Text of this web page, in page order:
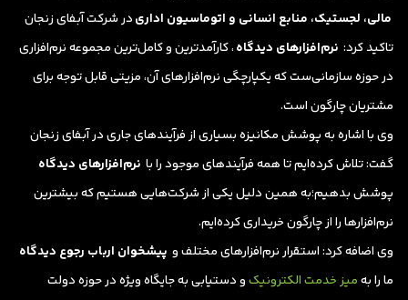
مالی، لجستیک، منابع انسانی و اتوماسیون اداریدر شرکت آبفای زنجان
تاکید کرد: نرم‌افزارهای دیدگاه، کارآمد‌ترین و کامل‌ترین مجموعه نرم‌افزاری
در حوزه سازمانی‌ست که یکپارچگی نرم‌‌افزارهای آن، مزیتی قابل توجه برای
مشتریان چارگون است.
وی با اشاره به پوشش مکانیزه بسیاری از فرآیندهای جاری در آبفای زنجان
گفت: تلاش کرد‌ه‌ایم تا همه فرآیندهای موجود را با نرم‌افزارهای دیدگاه
پوشش بدهیم؛به همین دلیل یکی از شرکت‌هایی هستیم که بیشترین
نرم‌افزارها را از چارگون خریداری کرده‌ایم.
وی اضافه کرد: استقرار نرم‌افزارهای مختلف و پیشخوان ارباب رجوع دیدگاه
ما را بهمیز خدمت الکترونیکو دستیابی به جایگاه ویژه در حوزه دولت